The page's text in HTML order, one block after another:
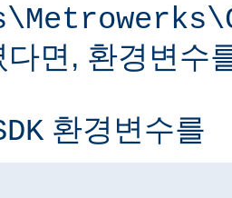
다면, 환경변수
환경변수를